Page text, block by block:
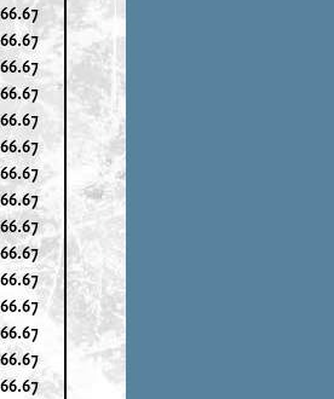
66.67
66.67
66.67
66.67
66.67
66.67
66.67
66.67
66.67
66.67
66.67
66.67
66.67
66.67
66.67